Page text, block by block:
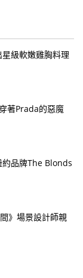
級軟嫩雞胸料理
著Prada的惡魔
約品牌The Blonds
》場景設計師親